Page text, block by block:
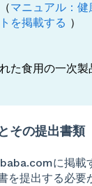
マニュアル：健
を掲載する ）
た食用の一次
その提出書類
に掲載
を提出する必要